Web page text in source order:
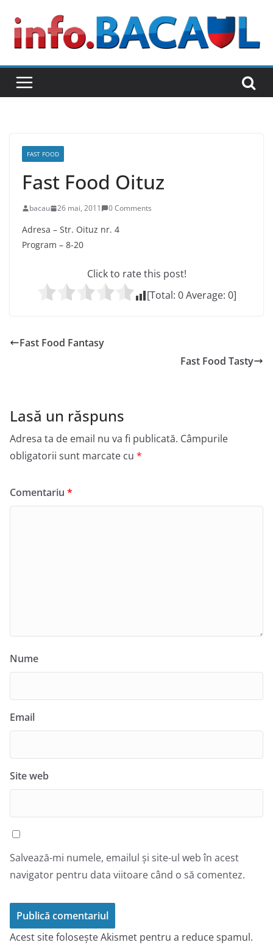
content
FAST FOOD
Fast Food Oituz
bacau 26 mai, 2011 0 Comments
Adresa – Str. Oituz nr. 4
Program – 8-20
Click to rate this post!
[Total: 0Average: 0]
Fast Food Fantasy
Fast Food Tasty
Lasă un răspuns
Adresa ta de email nu va fi publicată. Câmpurile
obligatorii sunt marcate cu *
Comentariu *
Nume
Email
Site web
Salvează-mi numele, emailul și site-ul web în acest
navigator pentru data viitoare când o să comentez.
Acest site folosește Akismet pentru a reduce spamul.